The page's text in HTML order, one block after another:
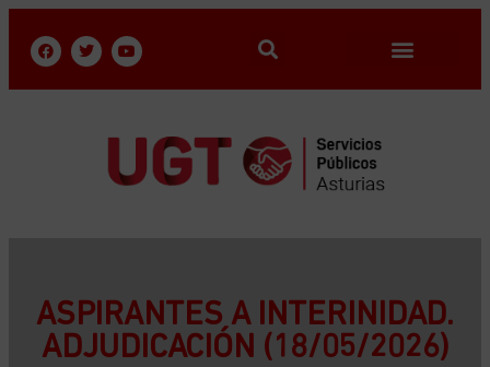
ASPIRANTES A INTERINIDAD.
ADJUDICACIÓN (18/05/2026)